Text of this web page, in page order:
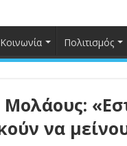
Κοινωνία Πολιτισμός
να